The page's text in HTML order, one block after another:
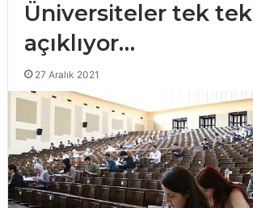
Üniversiteler tek tek
açıklıyor…
27 Aralık 2021